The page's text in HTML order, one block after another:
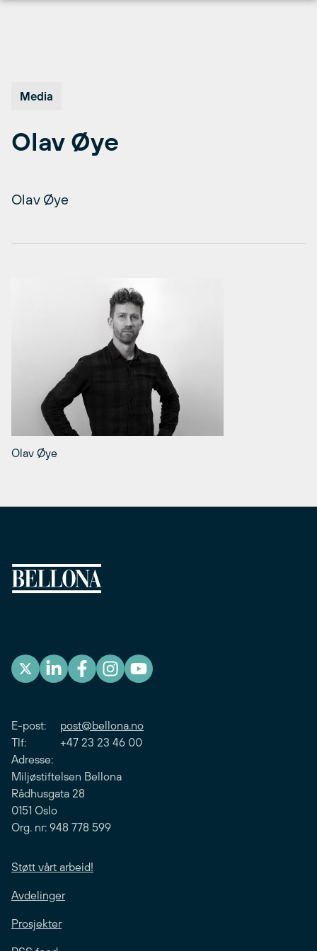
Media
Olav Øye
Olav Øye
Olav Øye
E-post: post@bellona.no
Tlf: +47 23 23 46 00
Adresse:
Miljøstiftelsen Bellona
Rådhusgata 28
0151 Oslo
Org. nr: 948 778 599
Støtt vårt arbeid!
Avdelinger
Prosjekter